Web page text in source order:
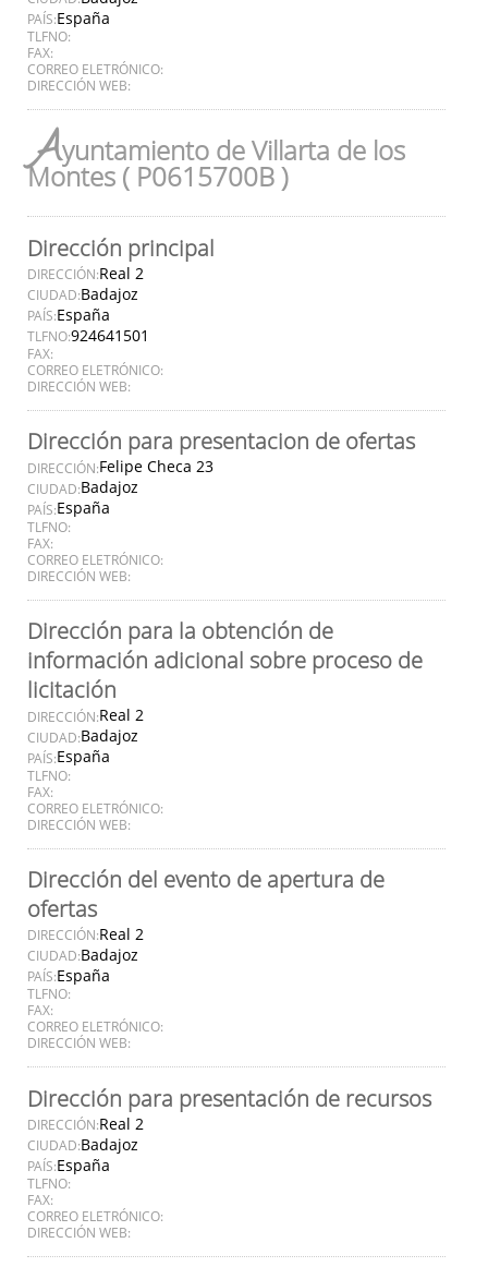
PAÍS:España
TLFNO:
FAX:
CORREO ELETRÓNICO:
DIRECCIÓN WEB:
Ayuntamiento de Villarta de los
Montes ( P0615700B )
Dirección principal
DIRECCIÓN:Real 2
CIUDAD:Badajoz
PAÍS:España
TLFNO:924641501
FAX:
CORREO ELETRÓNICO:
DIRECCIÓN WEB:
Dirección para presentacion de ofertas
DIRECCIÓN:Felipe Checa 23
CIUDAD:Badajoz
PAÍS:España
TLFNO:
FAX:
CORREO ELETRÓNICO:
DIRECCIÓN WEB:
Dirección para la obtención de
información adicional sobre proceso de
licitación
DIRECCIÓN:Real 2
CIUDAD:Badajoz
PAÍS:España
TLFNO:
FAX:
CORREO ELETRÓNICO:
DIRECCIÓN WEB:
Dirección del evento de apertura de
ofertas
DIRECCIÓN:Real 2
CIUDAD:Badajoz
PAÍS:España
TLFNO:
FAX:
CORREO ELETRÓNICO:
DIRECCIÓN WEB:
Dirección para presentación de recursos
DIRECCIÓN:Real 2
CIUDAD:Badajoz
PAÍS:España
TLFNO:
FAX:
CORREO ELETRÓNICO:
DIRECCIÓN WEB: